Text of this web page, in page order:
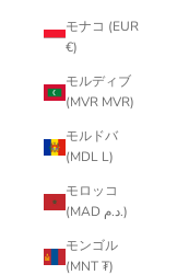
モナコ (EUR
€)
モルディブ
(MVR MVR)
モルドバ
(MDL L)
モロッコ
(MAD د.م.)
モンゴル
(MNT ₮)